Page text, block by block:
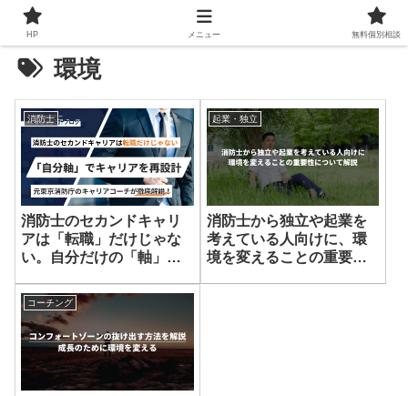
環境
消防士
消防士のセカンドキャリ
アは「転職」だけじゃな
い。自分だけの「軸」を
る全戦略を公開
起業・独立
消防士から独立や起業を
考えている人向けに、環
境を変えることの重要性
コーチング
HP メニュー 無料個別相談